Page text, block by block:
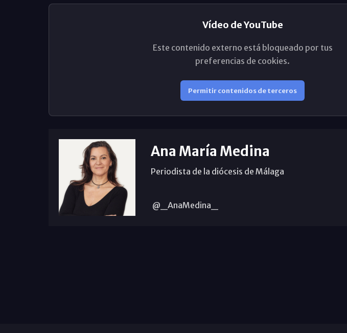
Vídeo de YouTube
Este contenido externo está bloqueado por tus
preferencias de cookies.
Permitir contenidos de terceros
Ana María Medina
Periodista de la diócesis de Málaga
@_AnaMedina_